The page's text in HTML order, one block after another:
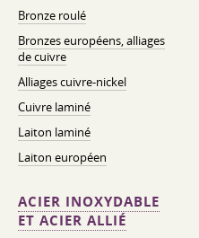
Bronze roulé
Bronzes européens, alliages
de cuivre
Alliages cuivre-nickel
Cuivre laminé
Laiton laminé
Laiton européen
ACIER INOXYDABLE
ET ACIER ALLIÉ